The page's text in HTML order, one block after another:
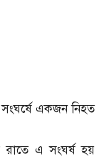
সংঘর্ষে একজন নিহত
রাতে এ সংঘর্ষ হয়